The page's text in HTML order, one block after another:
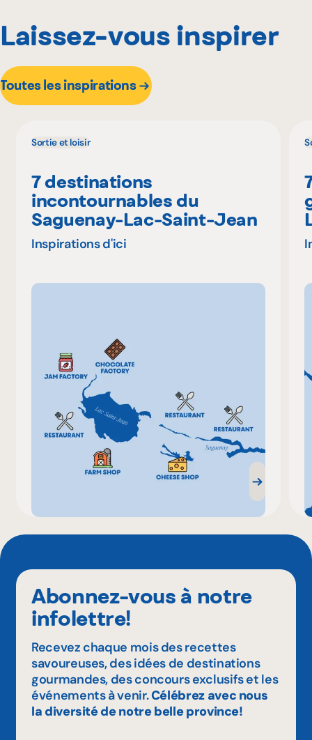
Laissez-vous inspirer
Toutes les inspirations
Sortie et loisir
7 destinations
incontournables du
Saguenay-Lac-Saint-Jean
Inspirations d'ici
Abonnez-vous à notre
infolettre!
Recevez chaque mois des recettes
savoureuses, des idées de destinations
gourmandes, des concours exclusifs et les
événements à venir.Célébrez avec nous
la diversité de notre belle province!